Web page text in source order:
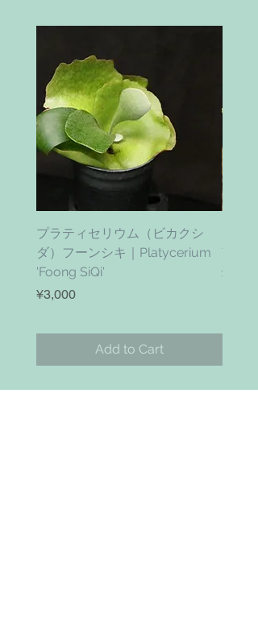
プラティセリウム（ビカクシ
ダ）フーンシキ｜Platycerium
'Foong SiQi'
Price
¥3,000
Add to Cart
Price
¥4,800